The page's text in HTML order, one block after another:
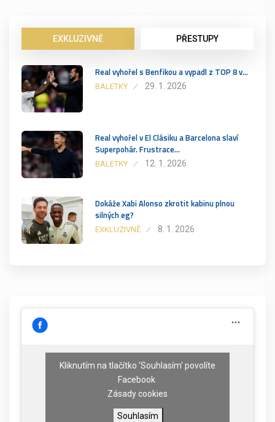
EXKLUZIVNĚ PŘESTUPY
Real vyhořel s Benfikou a vypadl z TOP 8 v…
BALETKY 29. 1. 2026
Real vyhořel v El Clásiku a Barcelona slaví
Superpohár. Frustrace…
BALETKY 12. 1. 2026
Dokáže Xabi Alonso zkrotit kabinu plnou
silných eg?
EXKLUZIVNĚ 8. 1. 2026
Kliknutím na tlačítko 'Souhlasím' povolíte
Facebook
Zásady cookies
Souhlasím